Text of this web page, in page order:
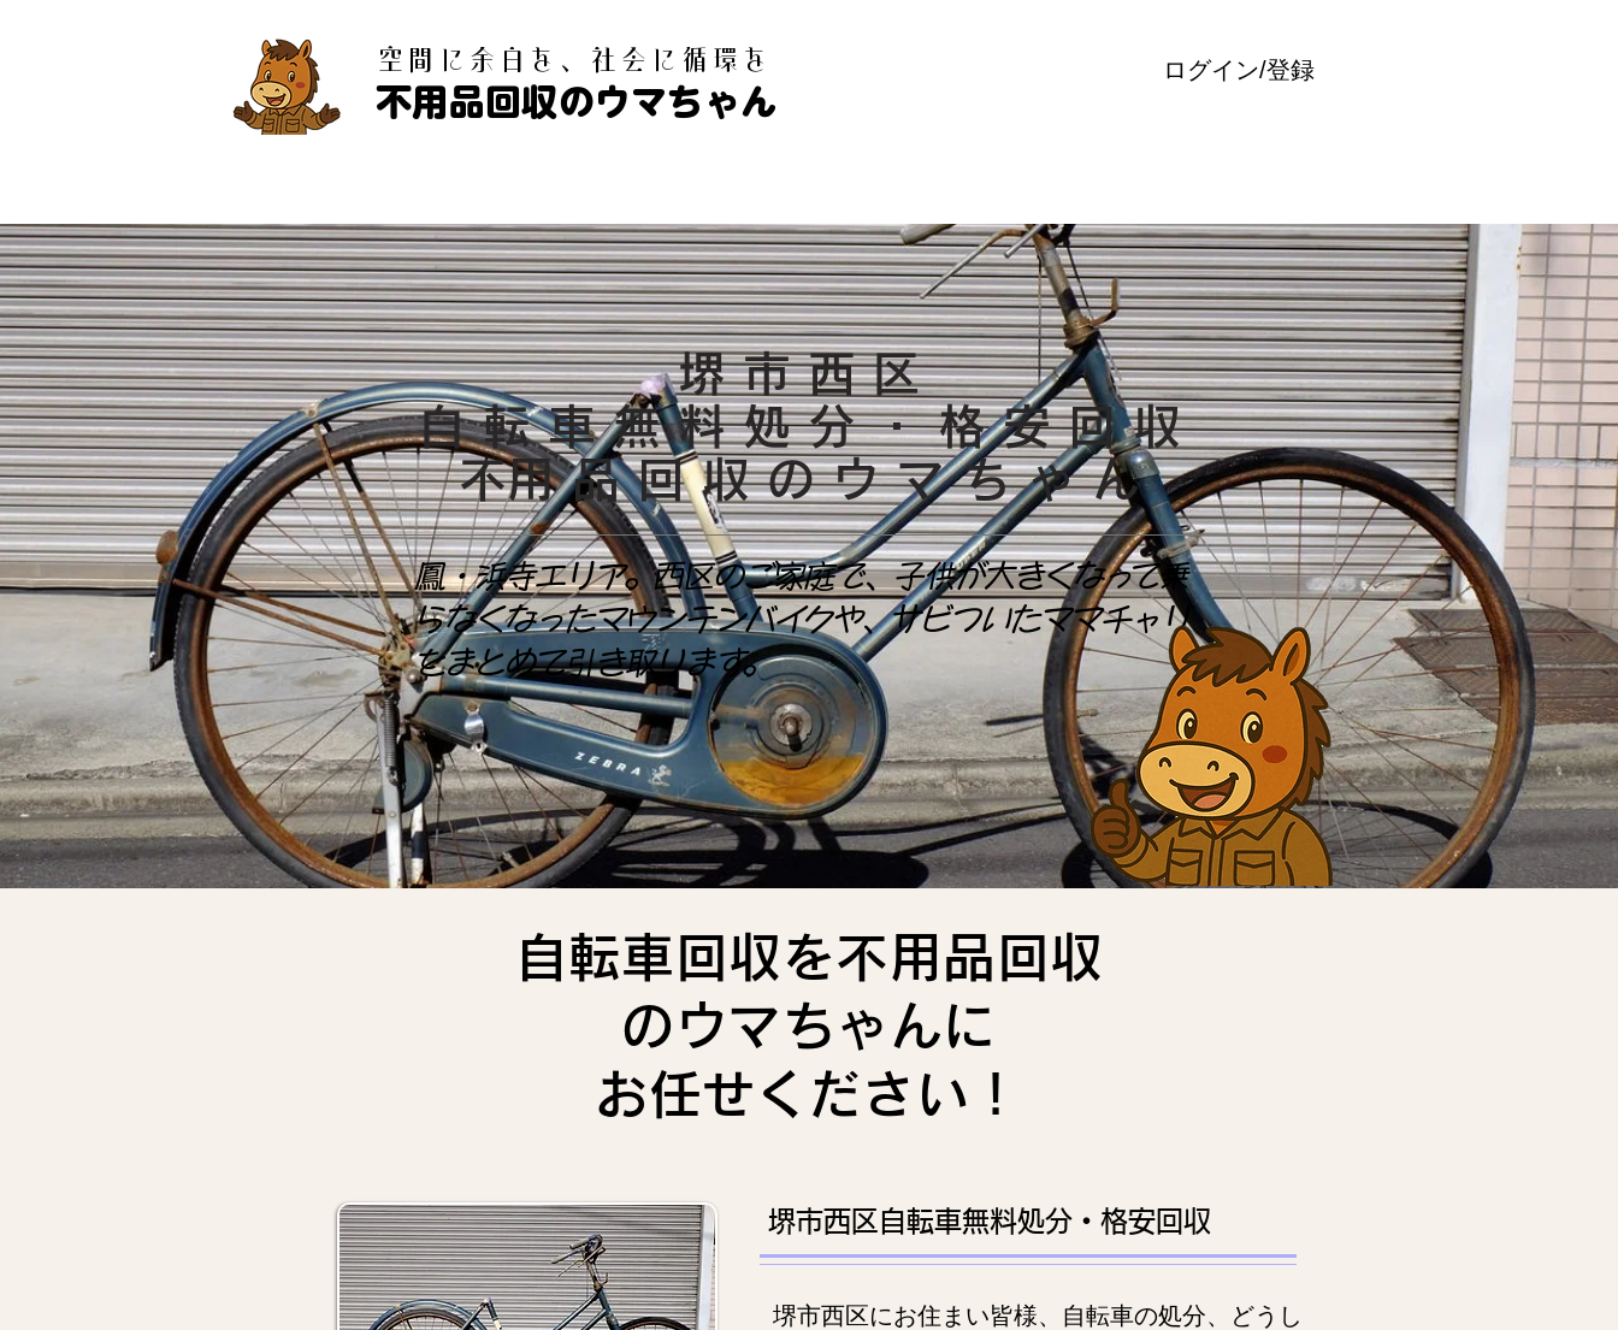
​空間に余白を、社会に循環を
不用品回収のウマちゃん
ログイン/登録
堺市西区
自転車無料処分・格安回収
​不用品回収のウマちゃん
鳳・浜寺エリア。西区のご家庭で、子供が大きくなって乗
らなくなったマウンテンバイクや、サビついたママチャリ
をまとめて引き取ります。
自転車回収を不用品回収
のウマちゃんに
お任せください！
堺市西区自転車無料処分・格安回収
堺市西区にお住まい皆様、自転車の処分、どうし